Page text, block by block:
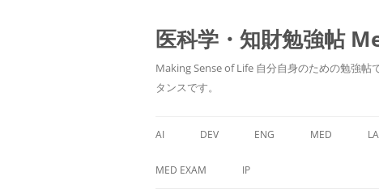
医科学・知財勉強帖
Making Sense of Life 自分自身のための勉強
タンスです。
AI DEV ENG MED
MED EXAM IP